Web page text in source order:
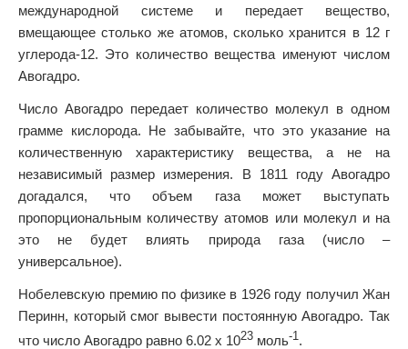
международной системе и передает вещество,
вмещающее столько же атомов, сколько хранится в 12 г
углерода-12. Это количество вещества именуют числом
Авогадро.
Число Авогадро передает количество молекул в одном
грамме кислорода. Не забывайте, что это указание на
количественную характеристику вещества, а не на
независимый размер измерения. В 1811 году Авогадро
догадался, что объем газа может выступать
пропорциональным количеству атомов или молекул и на
это не будет влиять природа газа (число –
универсальное).
Нобелевскую премию по физике в 1926 году получил Жан
Перинн, который смог вывести постоянную Авогадро. Так
что число Авогадро равно 6.02 х 1023 моль-1.